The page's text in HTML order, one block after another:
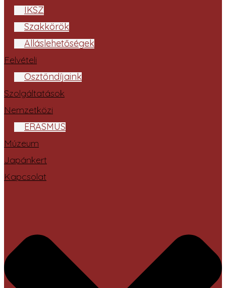
IKSZ
Szakkörök
Álláslehetőségek
Felvételi
Ösztöndíjaink
Szolgáltatások
Nemzetközi
ERASMUS
Múzeum
Japánkert
Kapcsolat